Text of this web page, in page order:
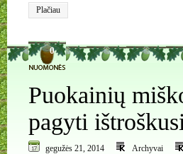
Plačiau
0
Puokainių
pagyti
gegužės 21, 2014 Archyvai